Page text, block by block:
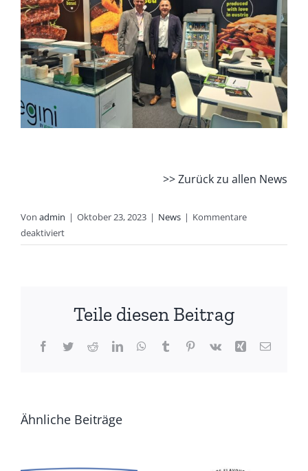
>> Zurück zu allen News
Von admin | Oktober 23, 2023 | News | Kommentare
deaktiviertfür
Anuga
Vegini
Teile diesen Beitrag
Facebook
TwitterRedditLinkedInWhatsApp
TumblrPinterest
Vk Xing E-
Ähnliche Beiträge